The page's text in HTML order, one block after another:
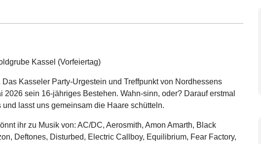
Kassel (Vorfeiertag)
Das Kasseler Party-Urgestein und Treffpunkt von Nordhessens
2026 sein 16-jähriges Bestehen. Wahn-sinn, oder? Darauf erstmal
lasst uns gemeinsam die Haare schütteln.
ihr zu Musik von: AC/DC, Aerosmith, Amon Amarth, Black
Deftones, Disturbed, Electric Callboy, Equilibrium, Fear Factory,